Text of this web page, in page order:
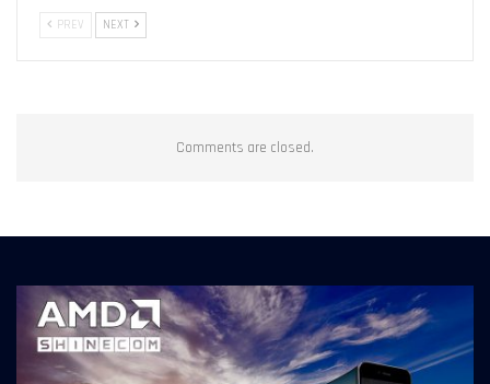
PREV NEXT
Comments are closed.